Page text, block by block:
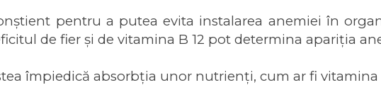
pentru a putea evita instalarea anemiei în
de fier și de vitamina B 12 pot determina apariția
împiedică absorbția unor nutrienți, cum ar fi vitamina